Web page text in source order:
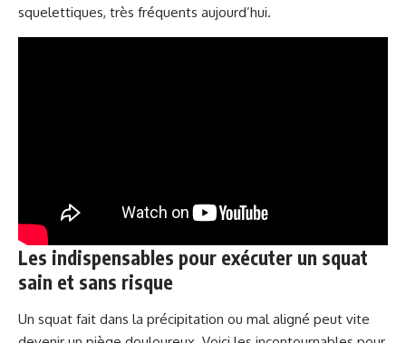
squelettiques, très fréquents aujourd’hui.
Les indispensables pour exécuter un squat
sain et sans risque
Un squat fait dans la précipitation ou mal aligné peut vite